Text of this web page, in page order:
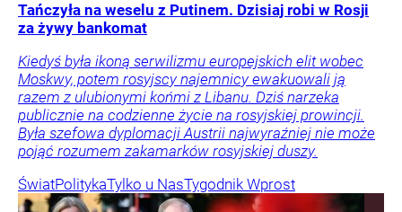
Tańczyła na weselu z Putinem. Dzisiaj robi w Rosji
za żywy bankomat
Kiedyś była ikoną serwilizmu europejskich elit wobec
Moskwy, potem rosyjscy najemnicy ewakuowali ją
razem z ulubionymi końmi z Libanu. Dziś narzeka
publicznie na codzienne życie na rosyjskiej prowincji.
Była szefowa dyplomacji Austrii najwyraźniej nie może
pojąć rozumem zakamarków rosyjskiej duszy.
ŚwiatPolitykaTylko u NasTygodnik Wprost